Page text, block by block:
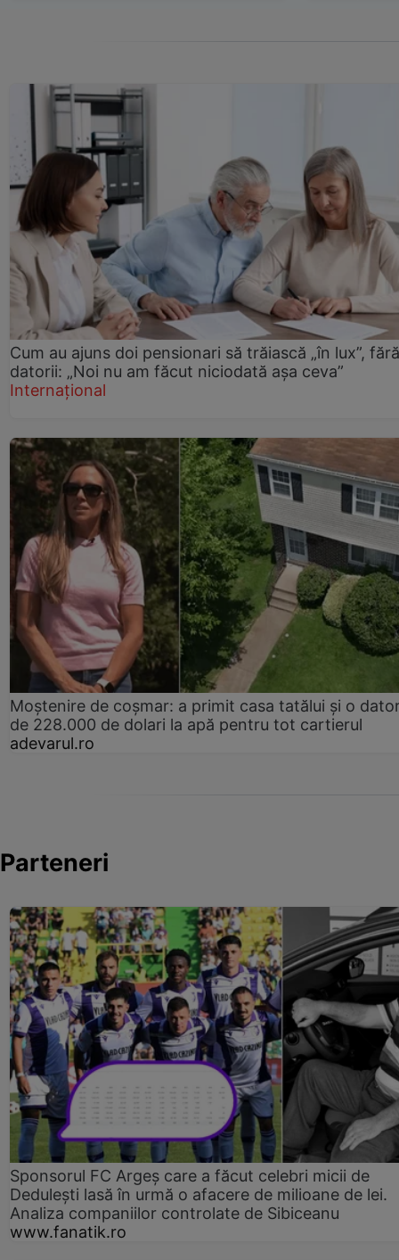
Cum au ajuns doi pensionari să trăiască „în lux”, fără
datorii: „Noi nu am făcut niciodată așa ceva”
Internațional
Moștenire de coșmar: a primit casa tatălui și o
de 228.000 de dolari la apă pentru tot cartierul
adevarul.ro
Parteneri
Sponsorul FC Argeș care a făcut celebri micii de
Dedulești lasă în urmă o afacere de milioane de lei.
Analiza companiilor controlate de Sibiceanu
www.fanatik.ro